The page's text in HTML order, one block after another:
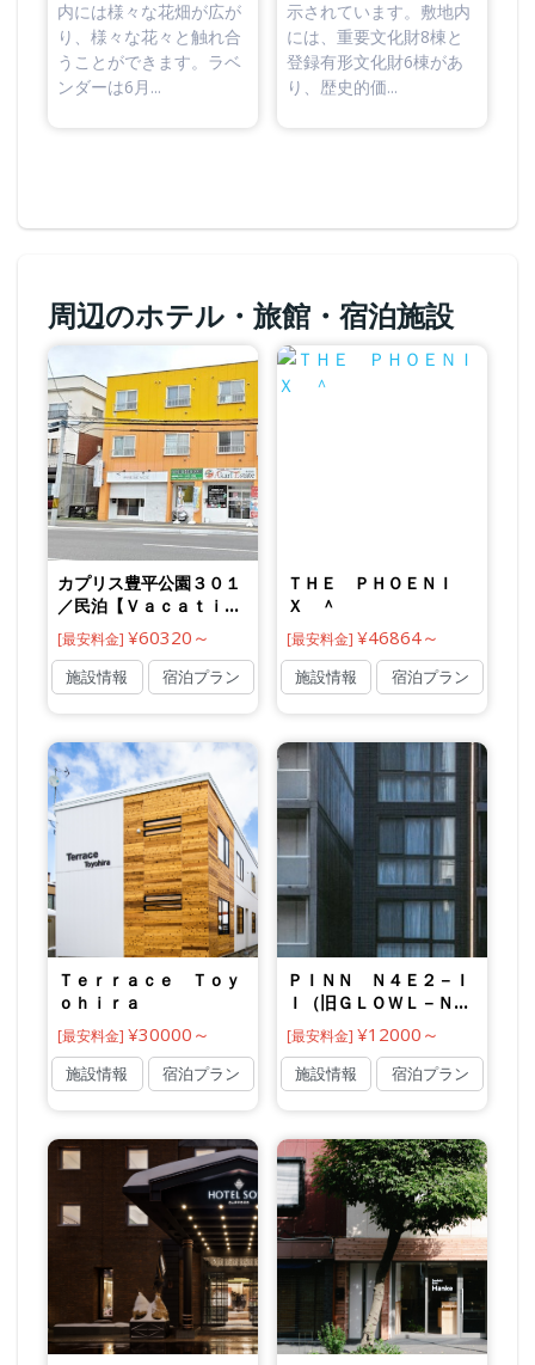
内には様々な花畑が広が
り、様々な花々と触れ合
うことができます。ラベ
ンダーは6月...
示されています。敷地内
には、重要文化財8棟と
登録有形文化財6棟があ
り、歴史的価...
周辺のホテル・旅館・宿泊施設
カプリス豊平公園３０１
／民泊【Ｖａｃａｔｉｏ
ｎ ＳＴＡＹ提供】
[最安料金]¥60320～
施設情報 宿泊プラン
ＴＨＥ ＰＨＯＥＮＩ
Ｘ ＾
[最安料金] ¥46864～
施設情報 宿泊プラン
Ｔｅｒｒａｃｅ Ｔｏｙ
ｏｈｉｒａ
[最安料金]¥30000～
施設情報 宿泊プラン
ＰＩＮＮ Ｎ４Ｅ２－Ｉ
Ｉ（旧ＧＬＯＷＬ－Ｎ４
Ｅ２ＩＩ）
[最安料金] ¥12000～
施設情報 宿泊プラン